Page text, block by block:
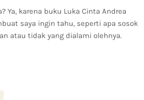
karena buku Luka Cinta Andrea
saya ingin tahu, seperti apa sosok
atau tidak yang dialami olehnya.